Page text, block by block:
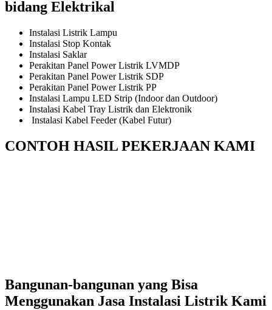
bidang Elektrikal
Instalasi Listrik Lampu
Instalasi Stop Kontak
Instalasi Saklar
Perakitan Panel Power Listrik LVMDP
Perakitan Panel Power Listrik SDP
Perakitan Panel Power Listrik PP
Instalasi Lampu LED Strip (Indoor dan Outdoor)
Instalasi Kabel Tray Listrik dan Elektronik
Instalasi Kabel Feeder (Kabel Futur)
CONTOH HASIL PEKERJAAN KAMI
Bangunan-bangunan yang Bisa
Menggunakan Jasa Instalasi Listrik Kami